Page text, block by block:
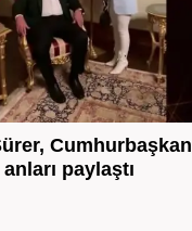
paylaştı